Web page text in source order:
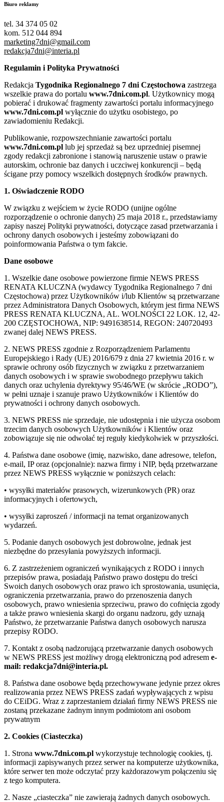
Biuro reklamy
tel. 34 374 05 02
kom. 512 044 894
marketing7dni@gmail.com
redakcja7dni@interia.pl
Regulamin i Polityka Prywatności
Redakcja Tygodnika Regionalnego 7 dni Częstochowa zastrzega
wszelkie prawa do portalu www.7dni.com.pl. Użytkownicy mogą
pobierać i drukować fragmenty zawartości portalu informacyjnego
www.7dni.com.pl wyłącznie do użytku osobistego, po
zawiadomieniu Redakcji.
Publikowanie, rozpowszechnianie zawartości portalu
www.7dni.com.pl lub jej sprzedaż są bez uprzedniej pisemnej
zgody redakcji zabronione i stanowią naruszenie ustaw o prawie
autorskim, ochronie baz danych i uczciwej konkurencji – będą
ścigane przy pomocy wszelkich dostępnych środków prawnych.
1. Oświadczenie RODO
W związku z wejściem w życie RODO (unijne ogólne
rozporządzenie o ochronie danych) 25 maja 2018 r., przedstawiamy
zapisy naszej Polityki prywatności, dotyczące zasad przetwarzania i
ochrony danych osobowych i jesteśmy zobowiązani do
poinformowania Państwa o tym fakcie.
Dane osobowe
1. Wszelkie dane osobowe powierzone firmie NEWS PRESS
RENATA KLUCZNA (wydawcy Tygodnika Regionalnego 7 dni
Częstochowa) przez Użytkowników i/lub Klientów są przetwarzane
przez Administratora Danych Osobowych, którym jest firma NEWS
PRESS RENATA KLUCZNA, AL. WOLNOŚCI 22 LOK. 12, 42-
200 CZĘSTOCHOWA, NIP: 9491638514, REGON: 240720493
zwanej dalej NEWS PRESS.
2. NEWS PRESS zgodnie z Rozporządzeniem Parlamentu
Europejskiego i Rady (UE) 2016/679 z dnia 27 kwietnia 2016 r. w
sprawie ochrony osób fizycznych w związku z przetwarzaniem
danych osobowych i w sprawie swobodnego przepływu takich
danych oraz uchylenia dyrektywy 95/46/WE (w skrócie „RODO”),
w pełni uznaje i szanuje prawo Użytkowników i Klientów do
prywatności i ochrony danych osobowych.
3. NEWS PRESS nie sprzedaje, nie udostępnia i nie użycza osobom
trzecim danych osobowych Użytkowników i Klientów oraz
zobowiązuje się nie odwołać tej reguły kiedykolwiek w przyszłości.
4. Państwa dane osobowe (imię, nazwisko, dane adresowe, telefon,
e-mail, IP oraz (opcjonalnie): nazwa firmy i NIP, będą przetwarzane
przez NEWS PRESS wyłącznie w poniższych celach:
• wysyłki materiałów prasowych, wizerunkowych (PR) oraz
informacyjnych i ofertowych,
• wysyłki zaproszeń / informacji na temat organizowanych
wydarzeń.
5. Podanie danych osobowych jest dobrowolne, jednak jest
niezbędne do przesyłania powyższych informacji.
6. Z zastrzeżeniem ograniczeń wynikających z RODO i innych
przepisów prawa, posiadają Państwo prawo dostępu do treści
Swoich danych osobowych oraz prawo ich sprostowania, usunięcia,
ograniczenia przetwarzania, prawo do przenoszenia danych
osobowych, prawo wniesienia sprzeciwu, prawo do cofnięcia zgody
a także prawo wniesienia skargi do organu nadzoru, gdy uznają
Państwo, że przetwarzanie Państwa danych osobowych narusza
przepisy RODO.
7. Kontakt z osobą nadzorującą przetwarzanie danych osobowych
w NEWS PRESS jest możliwy drogą elektroniczną pod adresem e-
mail: redakcja7dni@interia.pl.
8. Państwa dane osobowe będą przechowywane jedynie przez okres
realizowania przez NEWS PRESS zadań wypływających z wpisu
do CEiDG. Wraz z zaprzestaniem działań firmy NEWS PRESS nie
zostaną przekazane żadnym innym podmiotom ani osobom
prywatnym
2. Cookies (Ciasteczka)
1. Strona www.7dni.com.pl wykorzystuje technologię cookies, tj.
informacji zapisywanych przez serwer na komputerze użytkownika,
które serwer ten może odczytać przy każdorazowym połączeniu się
z tego komputera.
2. Nasze „ciasteczka” nie zawierają żadnych danych osobowych.